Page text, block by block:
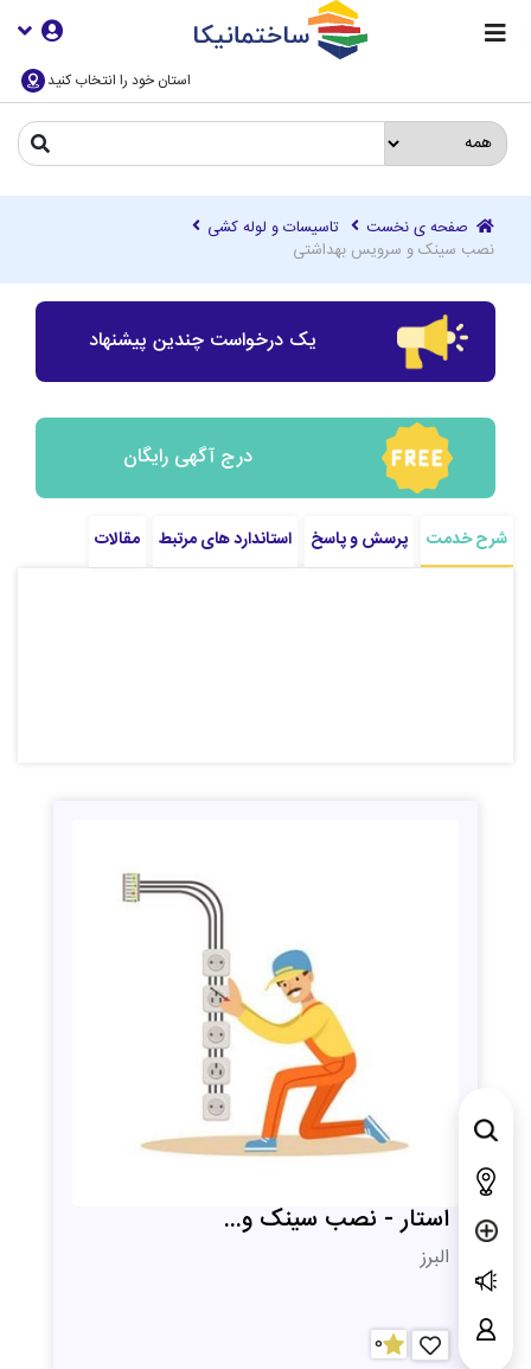
استان خود را انتخاب کنید
صفحه ی نخست
تاسیسات و لوله کشی
نصب سینک و سرویس بهداشتی
یک درخواست چندین پیشنهاد
درج آگهی رایگان
شرح خدمت پرسش و پاسخ استاندارد های مرتبط مقالات
استار - نصب سینک و...
البرز
0